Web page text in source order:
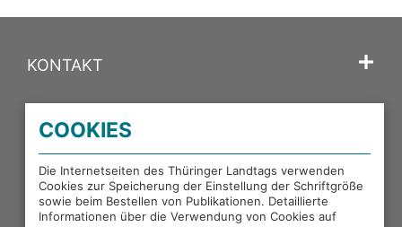
KONTAKT
PORTALE DES THÜRINGER LANDTAGS
EXTERNE LINKS
COOKIES
Die Internetseiten des Thüringer Landtags verwenden
Cookies zur Speicherung der Einstellung der Schriftgröße
sowie beim Bestellen von Publikationen. Detaillierte
Informationen über die Verwendung von Cookies auf